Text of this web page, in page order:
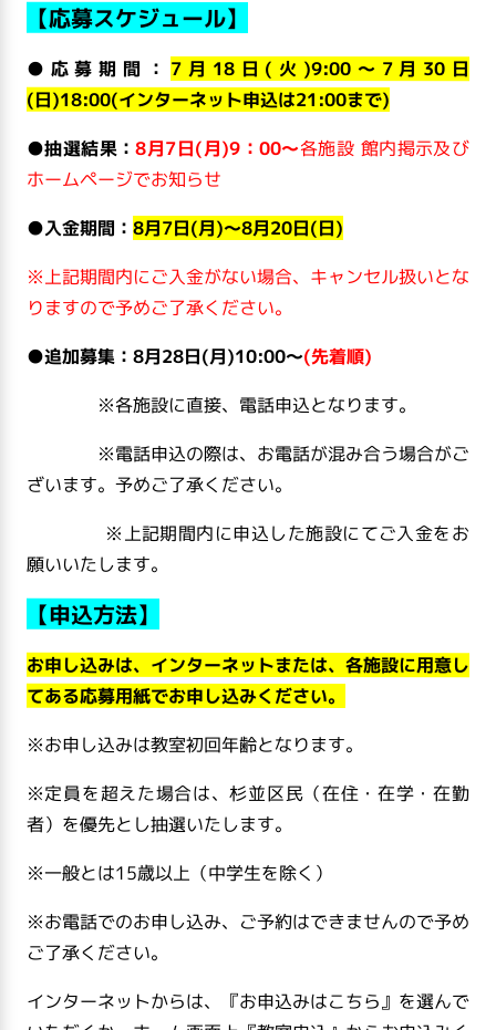
【応募スケジュール】
● 応募期間： 7月18日(火)9:00～7月30日
(日)18:00(インターネット申込は21:00まで)
●抽選結果：8月7日(月)9：00～各施設 館内掲示及び
ホームページでお知らせ
●入金期間： 8月7日(月)～8月20日(日)
※上記期間内にご入金がない場合、キャンセル扱いとな
りますので予めご了承ください。
●追加募集：8月28日(月)10:00～(先着順)
※各施設に直接、電話申込となります。
※電話申込の際は、お電話が混み合う場合がご
ざいます。予めご了承ください。
※上記期間内に申込した施設にてご入金をお
願いいたします。
【申込方法】
お申し込みは、インターネットまたは、各施設に用意し
てある応募用紙でお申し込みください。
※お申し込みは教室初回年齢となります。
※定員を超えた場合は、杉並区民（在住・在学・在勤
者）を優先とし抽選いたします。
※一般とは15歳以上（中学生を除く）
※お電話でのお申し込み、ご予約はできませんので予め
ご了承ください。
インターネットからは、『お申込みはこちら』を選んで